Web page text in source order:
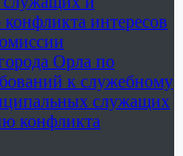
интересов
Орла по
к служебному
служащих
конфликта